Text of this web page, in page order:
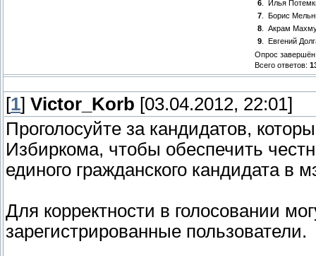
6
Илья
7
Борис
8
Акрам
9
Евгений
Опрос завершён
Всего ответов:
[1] Victor_Korb [03.04.2012, 22:01]
Проголосуйте за кандидатов,
Избиркома, чтобы обеспечить
единого гражданского кандидата в
Для корректности в голосовании
зарегистрированные пользователи.